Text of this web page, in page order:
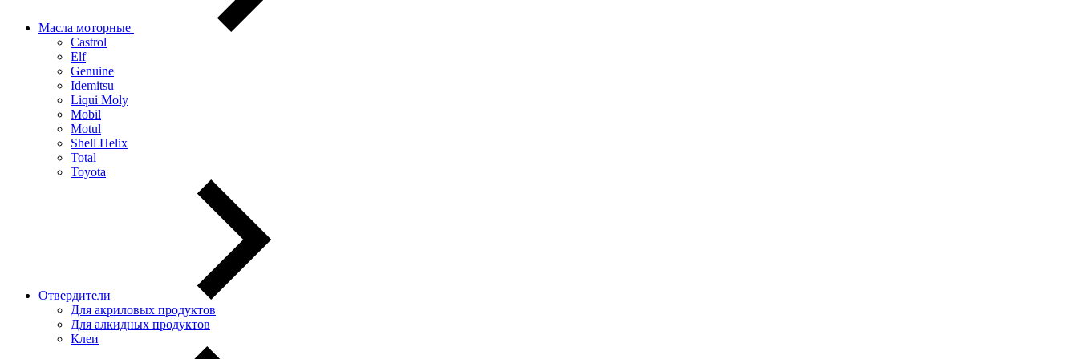
Масла моторные
Castrol
Elf
Genuine
Idemitsu
Liqui Moly
Mobil
Motul
Shell Helix
Total
Toyota
Отвердители
Для акриловых продуктов
Для алкидных продуктов
Клеи